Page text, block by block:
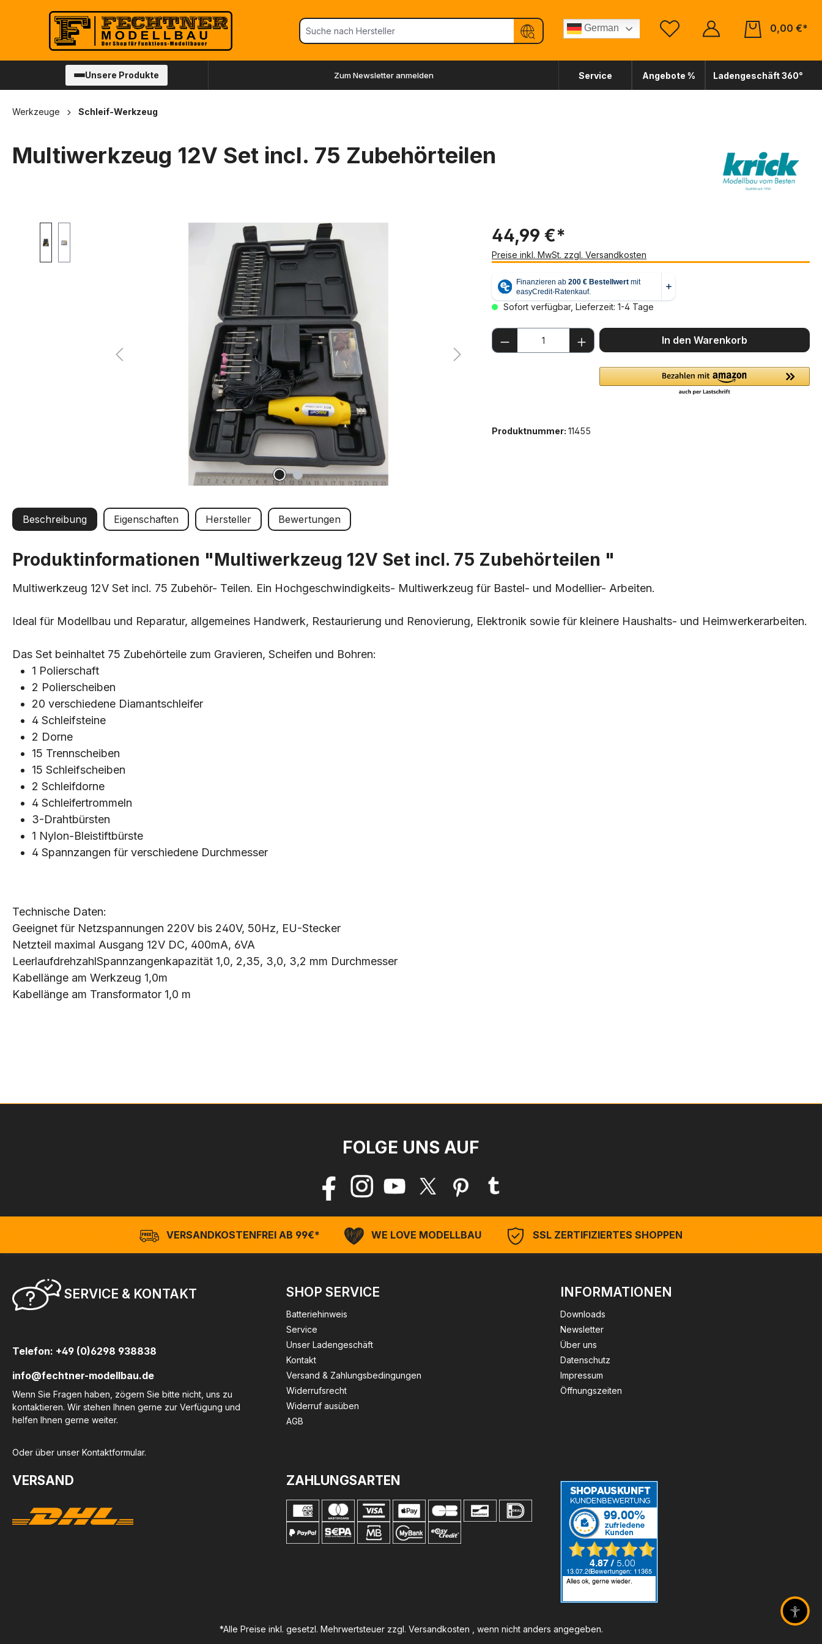
Zur Hauptnavigation springen
German
0,00 €*
Unsere Produkte Zum Newsletter anmelden Service Angebote % Ladengeschäft 360°
Werkzeuge Schleif-Werkzeug
Multiwerkzeug 12V Set incl. 75 Zubehörteilen
44,99 €*
Preise inkl. MwSt. zzgl. Versandkosten
Sofort verfügbar, Lieferzeit: 1-4 Tage
Produkt Anzahl: Gib den gewünschten Wert
In den Warenkorb
Produktnummer: 11455
Beschreibung Eigenschaften Hersteller Bewertungen
Produktinformationen "Multiwerkzeug 12V Set incl. 75 Zubehörteilen "
Multiwerkzeug 12V Set incl. 75 Zubehör- Teilen. Ein Hochgeschwindigkeits- Multiwerkzeug für Bastel- und Modellier- Arbeiten.
Ideal für Modellbau und Reparatur, allgemeines Handwerk, Restaurierung und Renovierung, Elektronik sowie für kleinere Haushalts- und Heimwerkerarbeiten.
Das Set beinhaltet 75 Zubehörteile zum Gravieren, Scheifen und Bohren:
1 Polierschaft
2 Polierscheiben
20 verschiedene Diamantschleifer
4 Schleifsteine
2 Dorne
15 Trennscheiben
15 Schleifscheiben
2 Schleifdorne
4 Schleifertrommeln
3-Drahtbürsten
1 Nylon-Bleistiftbürste
4 Spannzangen für verschiedene Durchmesser
Technische Daten:
Geeignet für Netzspannungen 220V bis 240V, 50Hz, EU-Stecker
Netzteil maximal Ausgang 12V DC, 400mA, 6VA
LeerlaufdrehzahlSpannzangenkapazität 1,0, 2,35, 3,0, 3,2 mm Durchmesser
Kabellänge am Werkzeug 1,0m
Kabellänge am Transformator 1,0 m
FOLGE UNS AUF
VERSANDKOSTENFREI AB 99€* WE LOVE MODELLBAU SSL ZERTIFIZIERTES SHOPPEN
SERVICE & KONTAKT
Telefon: +49 (0)6298 938838
info@fechtner-modellbau.de
Wenn Sie Fragen haben, zögern Sie bitte nicht, uns zu
kontaktieren. Wir stehen Ihnen gerne zur Verfügung und
helfen Ihnen gerne weiter.
Oder über unser Kontaktformular.
SHOP SERVICE
Batteriehinweis
Service
Unser Ladengeschäft
Kontakt
Versand & Zahlungsbedingungen
Widerrufsrecht
Widerruf ausüben
AGB
INFORMATIONEN
Downloads
Newsletter
Über uns
Datenschutz
Impressum
Öffnungszeiten
VERSAND ZAHLUNGSARTEN
*Alle Preise inkl. gesetzl. Mehrwertsteuer zzgl. Versandkosten , wenn nicht anders angegeben.